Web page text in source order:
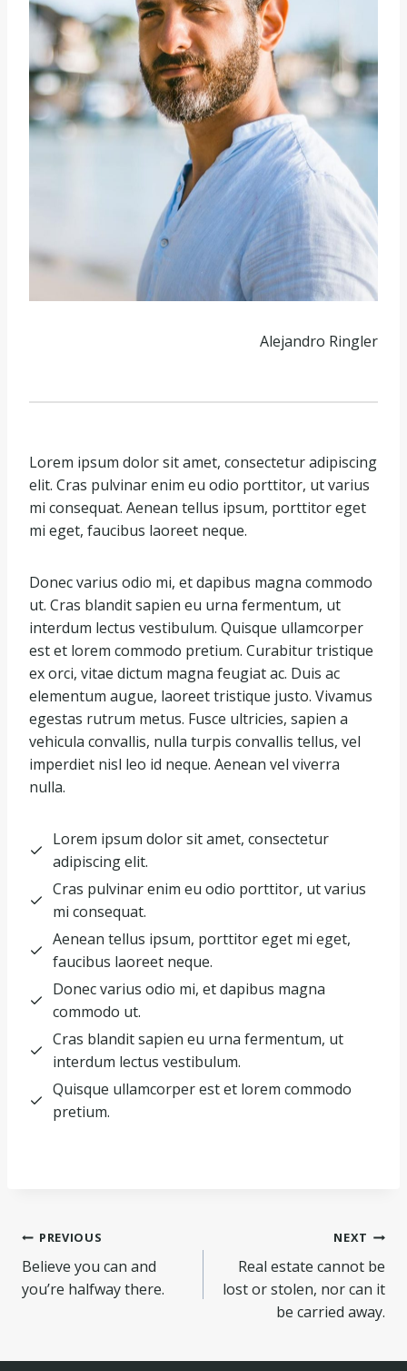
Alejandro Ringler
Lorem ipsum dolor sit amet, consectetur adipiscing
elit. Cras pulvinar enim eu odio porttitor, ut varius
mi consequat. Aenean tellus ipsum, porttitor eget
mi eget, faucibus laoreet neque.
Donec varius odio mi, et dapibus magna commodo
ut. Cras blandit sapien eu urna fermentum, ut
interdum lectus vestibulum. Quisque ullamcorper
est et lorem commodo pretium. Curabitur tristique
ex orci, vitae dictum magna feugiat ac. Duis ac
elementum augue, laoreet tristique justo. Vivamus
egestas rutrum metus. Fusce ultricies, sapien a
vehicula convallis, nulla turpis convallis tellus, vel
imperdiet nisl leo id neque. Aenean vel viverra
nulla.
Lorem ipsum dolor sit amet, consectetur
adipiscing elit.
Cras pulvinar enim eu odio porttitor, ut varius
mi consequat.
Aenean tellus ipsum, porttitor eget mi eget,
faucibus laoreet neque.
Donec varius odio mi, et dapibus magna
commodo ut.
Cras blandit sapien eu urna fermentum, ut
interdum lectus vestibulum.
Quisque ullamcorper est et lorem commodo
pretium.
Post
navigation
PREVIOUS
Believe you can and
you’re halfway there.
NEXT
Real estate cannot be
lost or stolen, nor can it
be carried away.